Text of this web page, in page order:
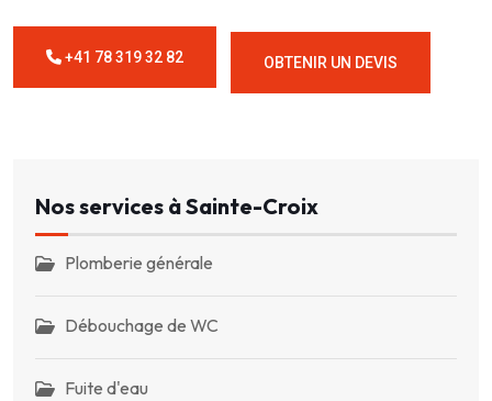
+41 78 319 32 82 OBTENIR UN DEVIS
Nos services à Sainte-Croix
Plomberie générale
Débouchage de WC
Fuite d'eau